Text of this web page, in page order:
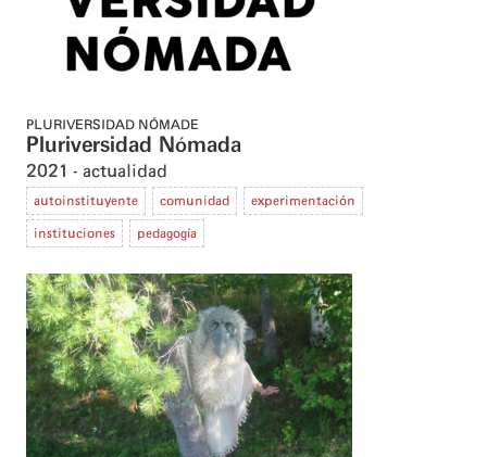
PLURIVERSIDAD NÓMADE
Pluriversidad Nómada
2021 actualidad
autoinstituyente comunidad experimentación
instituciones pedagogía